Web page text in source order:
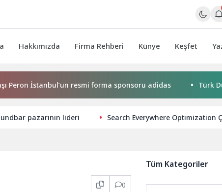
Hakkımızda Firma Rehberi Künye Keşfet
İstanbul’un resmi forma sponsoru adidas Türk
pazarının lideri Search Everywhere Optimization
0
Tüm Kategoriler